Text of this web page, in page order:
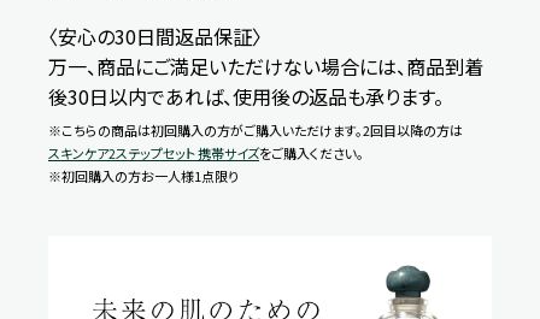
〈安心の30日間返品保証〉
万一、商品にご満足いただけない場合には、商品到着
後30日以内であれば、使用後の返品も承ります。
※こちらの商品は初回購入の方がご購入いただけます。2回目以降の方は
スキンケア2ステップセット 携帯サイズをご購入ください。
※初回購入の方お一人様1点限り